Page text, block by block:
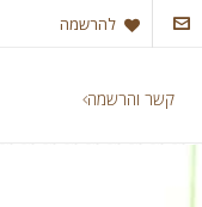
להרשמה
קשר והרשמה